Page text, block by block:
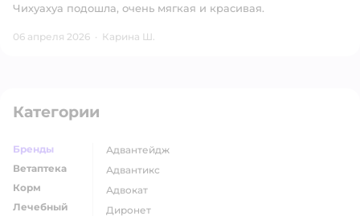
Чихуахуа подошла, очень мягкая и красивая.
06 апреля 2026 · Карина Ш.
Категории
Бренды
Ветаптека
Корм
Лечебный
адвантейдж
адвантикс
адвокат
диронет